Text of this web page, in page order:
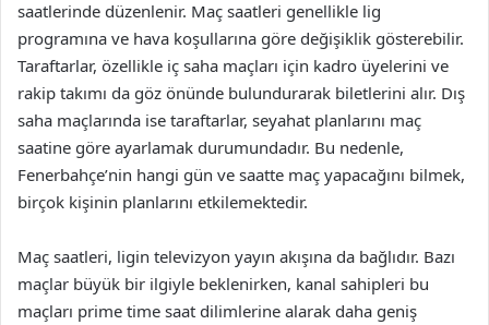
saatlerinde düzenlenir. Maç saatleri genellikle lig
programına ve hava koşullarına göre değişiklik gösterebilir.
Taraftarlar, özellikle iç saha maçları için kadro üyelerini ve
rakip takımı da göz önünde bulundurarak biletlerini alır. Dış
saha maçlarında ise taraftarlar, seyahat planlarını maç
saatine göre ayarlamak durumundadır. Bu nedenle,
Fenerbahçe’nin hangi gün ve saatte maç yapacağını bilmek,
birçok kişinin planlarını etkilemektedir.
Maç saatleri, ligin televizyon yayın akışına da bağlıdır. Bazı
maçlar büyük bir ilgiyle beklenirken, kanal sahipleri bu
maçları prime time saat dilimlerine alarak daha geniş